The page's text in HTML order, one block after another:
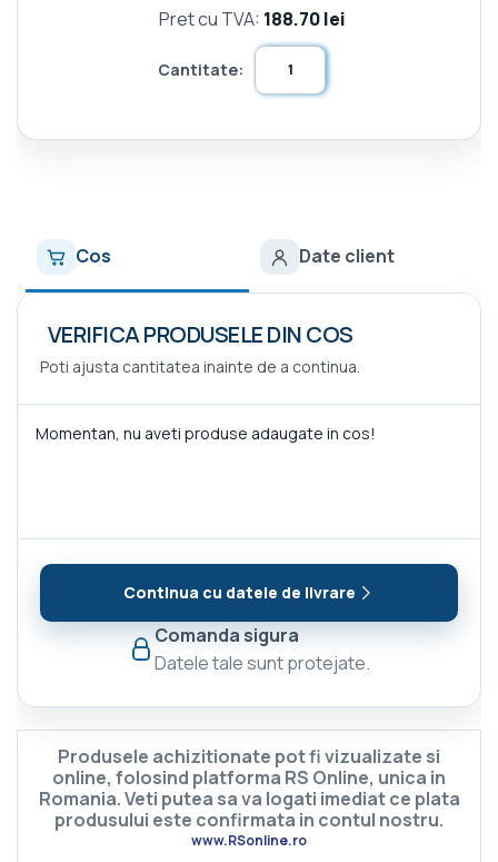
Pret cu TVA: 188.70 lei
Cantitate:
Cos Date client
VERIFICA PRODUSELE DIN COS
Poti ajusta cantitatea inainte de a continua.
Momentan, nu aveti produse adaugate in cos!
Comanda sigura
Datele tale sunt protejate.
Continua cu datele de livrare
Produsele achizitionate pot fi vizualizate si
online, folosind platforma RS Online, unica in
Romania. Veti putea sa va logati imediat ce plata
produsului este confirmata in contul nostru.
www.RSonline.ro